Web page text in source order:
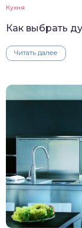
Кухня
Как выбрать
Читать далее